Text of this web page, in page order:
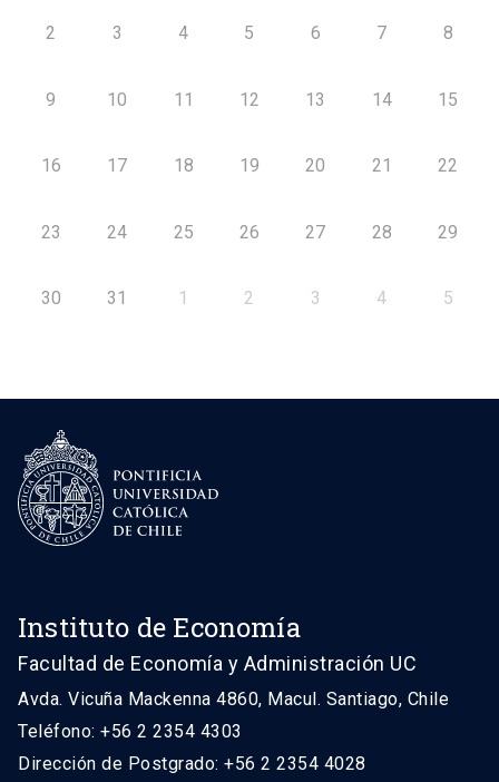
2 3 4 5 6 7 8
9 10 11 12 13 14 15
16 17 18 19 20 21 22
23 24 25 26 27 28 29
30 31 1 2 3 4 5
Instituto de Economía
Facultad de Economía y Administración UC
Avda. Vicuña Mackenna 4860, Macul. Santiago, Chile
Teléfono: +56 2 2354 4303
Dirección de Postgrado: +56 2 2354 4028